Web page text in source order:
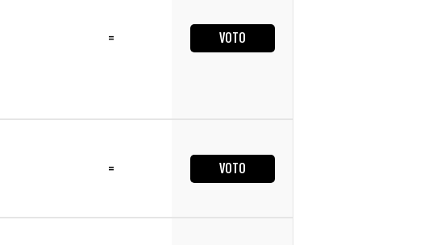
= VOTO
= VOTO